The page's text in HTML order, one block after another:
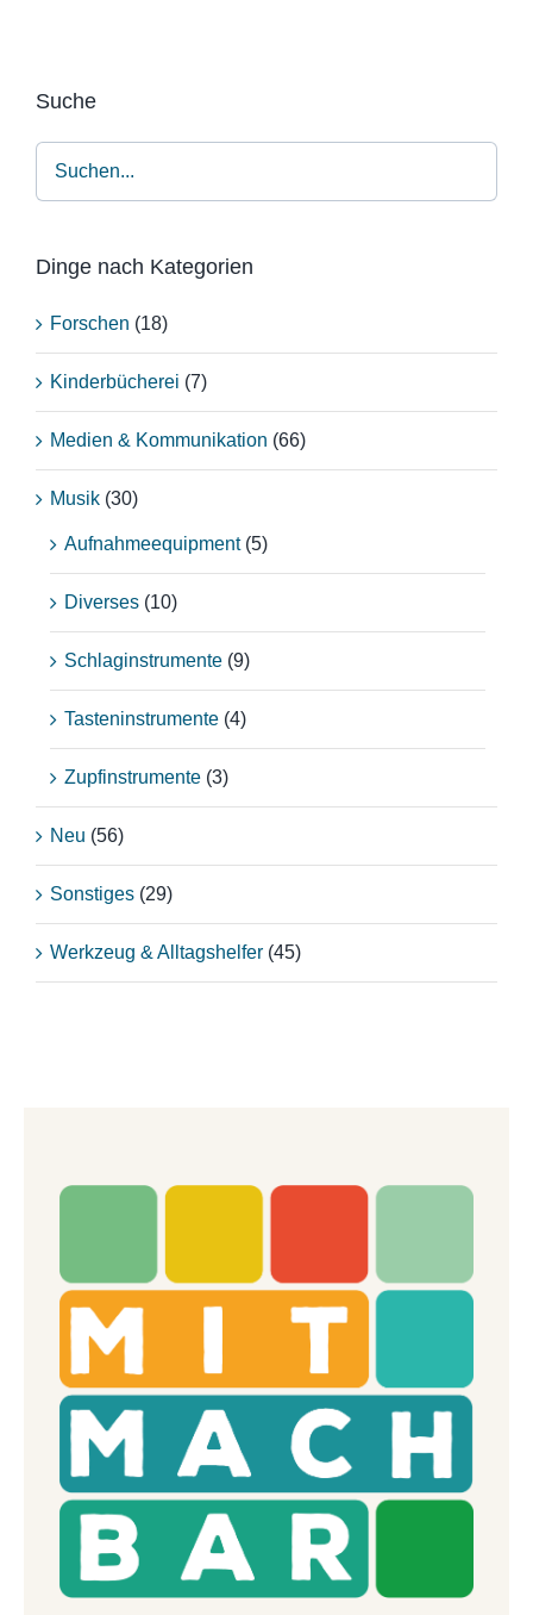
Suche
Dinge nach Kategorien
Forschen (18)
Kinderbücherei (7)
Medien & Kommunikation (66)
Musik (30)
Aufnahmeequipment (5)
Diverses (10)
Schlaginstrumente (9)
Tasteninstrumente (4)
Zupfinstrumente (3)
Neu (56)
Sonstiges (29)
Werkzeug & Alltagshelfer (45)